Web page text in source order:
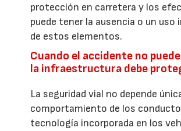
protección en carretera y los
puede tener la ausencia o un uso
de estos elementos.
Cuando el accidente no
la infraestructura debe
La seguridad vial no depende
comportamiento de los
tecnología incorporada en los